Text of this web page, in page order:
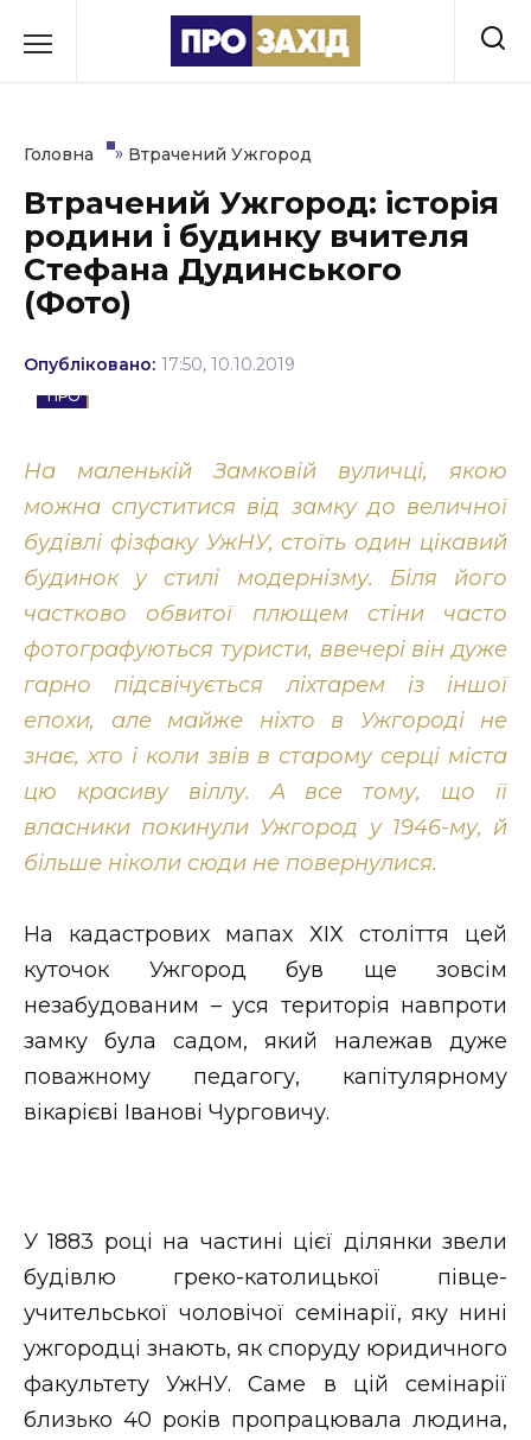
до
Культура
Освіта
Політика
Спорт
Стиль життя
Втрачений Ужгород
Втрачений Ужгород (відеоверсія)
ЗАКАРПАТСЬКІ НОВИНИ
НОВИНИ ЗАХІДНОЇ УКРАЇНИ
ФОТО
ВІДЕО
Головна » Втрачений Ужгород
Втрачений Ужгород: історія
родини і будинку вчителя
Стефана Дудинського
(Фото)
Опубліковано: 17:50, 10.10.2019
На маленькій Замковій вуличці, якою
можна спуститися від замку до величної
будівлі фізфаку УжНУ, стоїть один цікавий
будинок у стилі модернізму. Біля його
частково обвитої плющем стіни часто
фотографуються туристи, ввечері він дуже
гарно підсвічується ліхтарем із іншої
епохи, але майже ніхто в Ужгороді не
знає, хто і коли звів в старому серці міста
цю красиву віллу. А все тому, що її
власники покинули Ужгород у 1946-му, й
більше ніколи сюди не повернулися.
На кадастрових мапах ХІХ століття цей
куточок Ужгород був ще зовсім
незабудованим – уся територія навпроти
замку була садом, який належав дуже
поважному педагогу, капітулярному
вікарієві Іванові Чурговичу.
У 1883 році на частині цієї ділянки звели
будівлю греко-католицької півце-
учительської чоловічої семінарії, яку нині
ужгородці знають, як споруду юридичного
факультету УжНУ. Саме в цій семінарії
близько 40 років пропрацювала людина,